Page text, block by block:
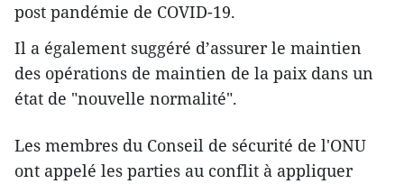
post pandémie de COVID-19.
Il a également suggéré d’assurer le maintien
des opérations de maintien de la paix dans un
état de "nouvelle normalité".
Les membres du Conseil de sécurité de l'ONU
ont appelé les parties au conflit à appliquer